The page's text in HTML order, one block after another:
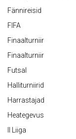
Fännireisid
FIFA
Finaalturniir
Finaalturniir
Futsal
Halliturniirid
Harrastajad
Heategevus
II Liiga